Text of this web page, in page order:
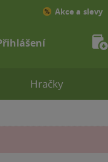
Hračky
Akce a slevy